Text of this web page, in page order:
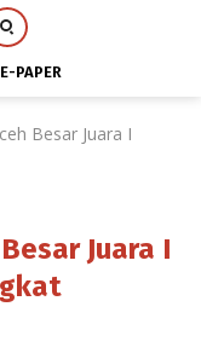
E-PAPER
Besar Juara I
Juara I